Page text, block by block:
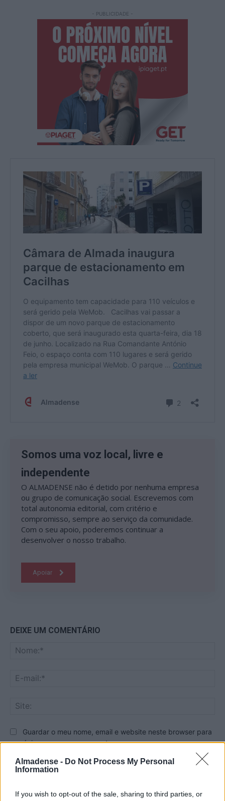
Almadense - Do Not Process My Personal
Information
If you wish to opt-out of the sale, sharing to third parties, or
- PUBLICIDADE -
Somos uma voz local, livre e
independente
O ALMADENSE não é detido por nenhuma empresa
ou grupo de comunicação social. Escrevemos com
total autonomia editorial, com critério e
compromisso, sempre ao serviço da comunidade.
Com o seu apoio, poderemos continuar a
desenvolver o nosso trabalho.
Apoiar
DEIXE UM COMENTÁRIO
Guardar o meu nome, email e website neste browser para
a próxima vez que eu comentar.